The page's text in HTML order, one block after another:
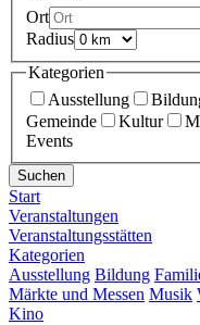
Ort
Radius
Kategorien
Ausstellung
Gemeinde
Kultur
Events
Suchen
Start
Veranstaltungen
Veranstaltungsstätten
Kategorien
Ausstellung Bildung
Märkte und Messen Musik
Kino